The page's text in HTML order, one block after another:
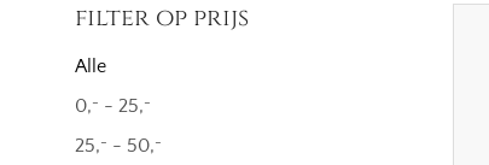
filter op prijs
Alle
0,- - 25,-
25,- - 50,-